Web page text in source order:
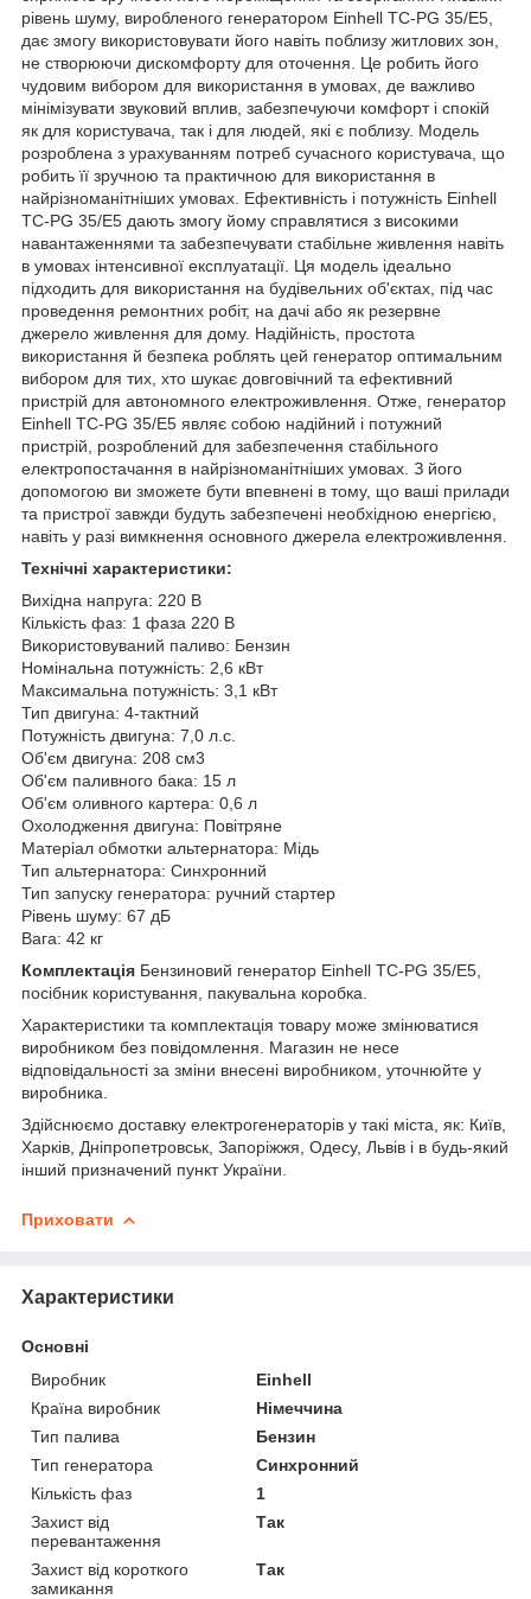
рівень шуму, виробленого генератором Einhell TC-PG 35/E5,
дає змогу використовувати його навіть поблизу житлових зон,
не створюючи дискомфорту для оточення. Це робить його
чудовим вибором для використання в умовах, де важливо
мінімізувати звуковий вплив, забезпечуючи комфорт і спокій
як для користувача, так і для людей, які є поблизу. Модель
розроблена з урахуванням потреб сучасного користувача, що
робить її зручною та практичною для використання в
найрізноманітніших умовах. Ефективність і потужність Einhell
TC-PG 35/E5 дають змогу йому справлятися з високими
навантаженнями та забезпечувати стабільне живлення навіть
в умовах інтенсивної експлуатації. Ця модель ідеально
підходить для використання на будівельних об'єктах, під час
проведення ремонтних робіт, на дачі або як резервне
джерело живлення для дому. Надійність, простота
використання й безпека роблять цей генератор оптимальним
вибором для тих, хто шукає довговічний та ефективний
пристрій для автономного електроживлення. Отже, генератор
Einhell TC-PG 35/E5 являє собою надійний і потужний
пристрій, розроблений для забезпечення стабільного
електропостачання в найрізноманітніших умовах. З його
допомогою ви зможете бути впевнені в тому, що ваші прилади
та пристрої завжди будуть забезпечені необхідною енергією,
навіть у разі вимкнення основного джерела електроживлення.
Технічні характеристики:
Вихідна напруга: 220 В
Кількість фаз: 1 фаза 220 В
Використовуваний паливо: Бензин
Номінальна потужність: 2,6 кВт
Максимальна потужність: 3,1 кВт
Тип двигуна: 4-тактний
Потужність двигуна: 7,0 л.с.
Об'єм двигуна: 208 см3
Об'єм паливного бака: 15 л
Об'єм оливного картера: 0,6 л
Охолодження двигуна: Повітряне
Матеріал обмотки альтернатора: Мідь
Тип альтернатора: Синхронний
Тип запуску генератора: ручний стартер
Рівень шуму: 67 дБ
Вага: 42 кг
Комплектація Бензиновий генератор Einhell TC-PG 35/E5,
посібник користування, пакувальна коробка.
Характеристики та комплектація товару може змінюватися
виробником без повідомлення. Магазин не несе
відповідальності за зміни внесені виробником, уточнюйте у
виробника.
Здійснюємо доставку електрогенераторів у такі міста, як: Київ,
Харків, Дніпропетровськ, Запоріжжя, Одесу, Львів і в будь-який
інший призначений пункт України.
Приховати
Характеристики
Основні
Виробник
Einhell
Країна виробник
Німеччина
Тип палива
Бензин
Тип генератора
Синхронний
Кількість фаз
1
Захист від
перевантаження
Так
Захист від короткого
замикання
Так